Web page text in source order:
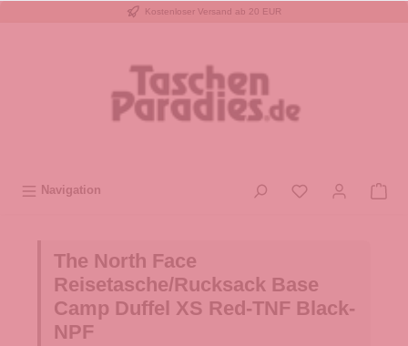
Kostenloser Versand ab 20 EUR
Navigation
The North Face
Reisetasche/Rucksack Base
Camp Duffel XS Red-TNF Black-
NPF